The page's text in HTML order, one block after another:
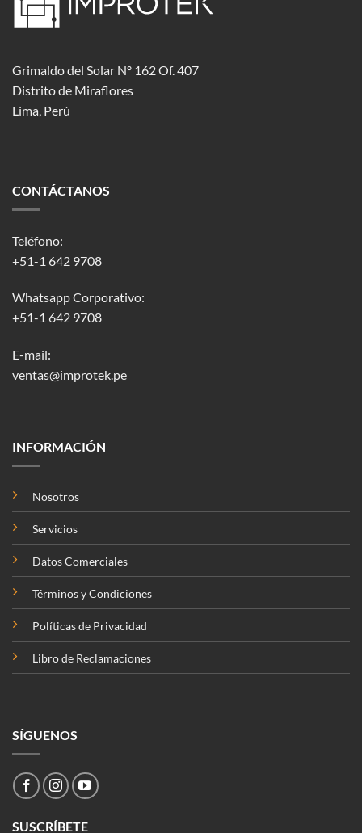
Grimaldo del Solar Nº 162 Of. 407
Distrito de Miraflores
Lima, Perú
CONTÁCTANOS
Teléfono:
+51-1 642 9708
Whatsapp Corporativo:
+51-1 642 9708
E-mail:
ventas@improtek.pe
INFORMACIÓN
Nosotros
Servicios
Datos Comerciales
Términos y Condiciones
Políticas de Privacidad
Libro de Reclamaciones
SÍGUENOS
SUSCRÍBETE